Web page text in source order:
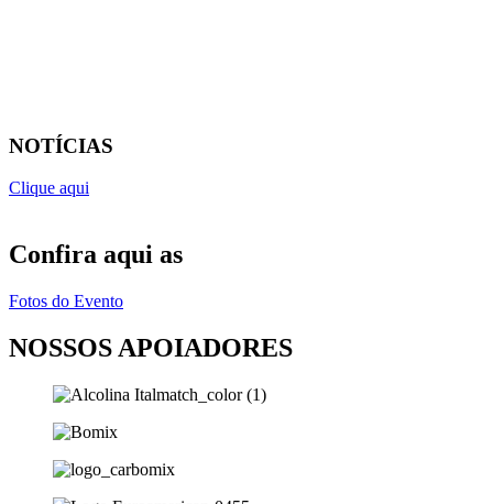
NOTÍCIAS
Clique aqui
Confira aqui as
Fotos do Evento
NOSSOS APOIADORES